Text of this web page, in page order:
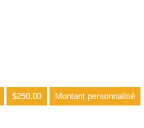
$250.00 Montant personnalisé